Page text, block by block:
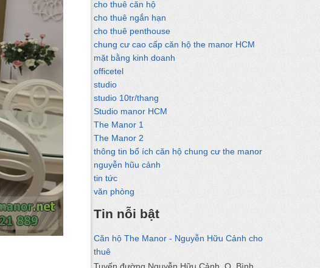
cho thuê căn hộ
cho thuê ngắn hạn
cho thuê penthouse
chung cư cao cấp căn hộ the manor HCM
mặt bằng kinh doanh
officetel
studio
studio 10tr/thang
Studio manor HCM
The Manor 1
The Manor 2
thông tin bổ ích căn hộ chung cư the manor
nguyễn hũu cảnh
tin tức
văn phòng
Tin nỗi bật
Căn hộ The Manor - Nguyễn Hữu Cảnh cho
thuê